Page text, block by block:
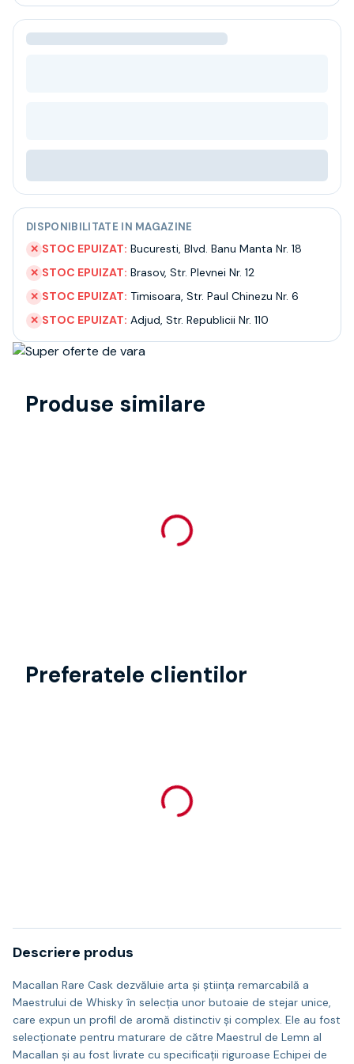
Ceai
Bacanie
Despre noi
Livrare
Termeni si conditii
Politica de confidentialitate
Intrebari frecvente
DISPONIBILITATE IN MAGAZINE
✕ STOC EPUIZAT: Bucuresti, Blvd. Banu Manta Nr. 18
✕ STOC EPUIZAT: Brasov, Str. Plevnei Nr. 12
✕ STOC EPUIZAT: Timisoara, Str. Paul Chinezu Nr. 6
✕ STOC EPUIZAT: Adjud, Str. Republicii Nr. 110
Produse similare
Preferatele clientilor
Descriere produs
Macallan Rare Cask dezvăluie arta și știința remarcabilă a
Maestrului de Whisky în selecția unor butoaie de stejar unice,
care expun un profil de aromă distinctiv și complex. Ele au fost
selecționate pentru maturare de către Maestrul de Lemn al
Macallan și au fost livrate cu specificații riguroase Echipei de